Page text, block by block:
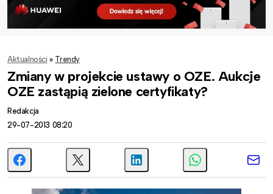
Aktualności » Trendy
Zmiany w projekcie ustawy o OZE. Aukcje
OZE zastąpią zielone certyfikaty?
Redakcja
29-07-2013 08:20